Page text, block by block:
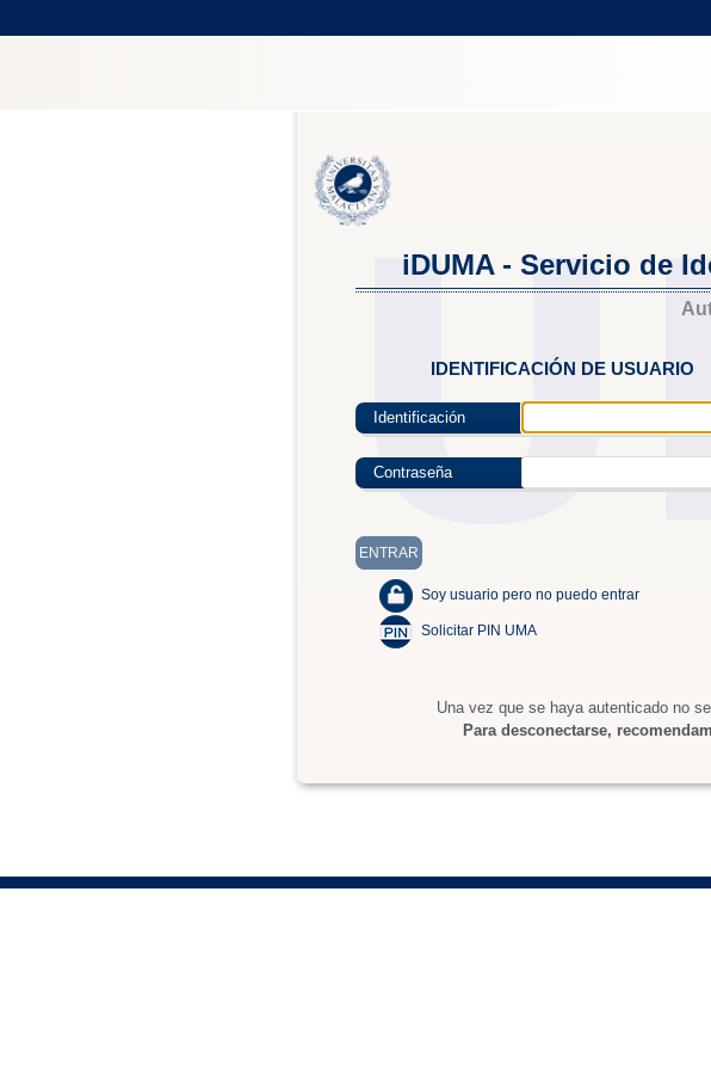
iDUMA - Servicio de
IDENTIFICACIÓN DE USUARIO
Identificación
Contraseña
Soy usuario pero no puedo entrar
Solicitar PIN UMA
Una vez que se haya autenticado no
Para desconectarse,